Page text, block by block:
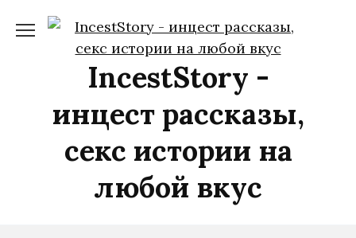
содержанию
IncestStory -
инцест рассказы,
секс истории на
любой вкус